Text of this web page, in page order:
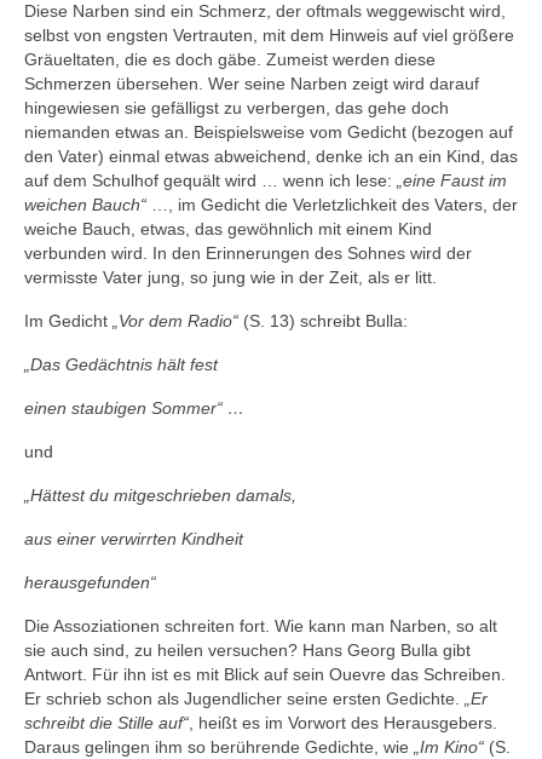
Diese Narben sind ein Schmerz, der oftmals weggewischt wird,
selbst von engsten Vertrauten, mit dem Hinweis auf viel größere
Gräueltaten, die es doch gäbe. Zumeist werden diese
Schmerzen übersehen. Wer seine Narben zeigt wird darauf
hingewiesen sie gefälligst zu verbergen, das gehe doch
niemanden etwas an. Beispielsweise vom Gedicht (bezogen auf
den Vater) einmal etwas abweichend, denke ich an ein Kind, das
auf dem Schulhof gequält wird … wenn ich lese:
„eine Faust im
weichen Bauch“ …, im Gedicht die Verletzlichkeit des Vaters, der
weiche Bauch, etwas, das gewöhnlich mit einem Kind
verbunden wird. In den Erinnerungen des Sohnes wird der
vermisste Vater jung, so jung wie in der Zeit, als er litt.
Im Gedicht „Vor dem Radio“ (S. 13) schreibt Bulla:
„Das Gedächtnis hält fest
einen staubigen Sommer“ …
und
„Hättest du mitgeschrieben damals,
aus einer verwirrten Kindheit
herausgefunden“
Die Assoziationen schreiten fort. Wie kann man Narben, so alt
sie auch sind, zu heilen versuchen? Hans Georg Bulla gibt
Antwort. Für ihn ist es mit Blick auf sein Ouevre das Schreiben.
Er schrieb schon als Jugendlicher seine ersten Gedichte.
„Er
schreibt die Stille auf“ , heißt es im Vorwort des Herausgebers.
Daraus gelingen ihm so berührende Gedichte, wie
„Im Kino“ (S.